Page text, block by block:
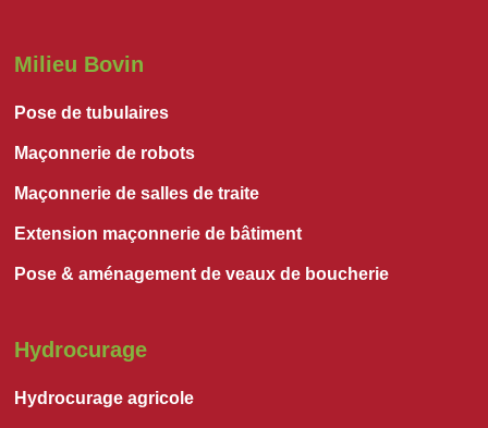
Milieu Bovin
Pose de tubulaires
Maçonnerie de robots
Maçonnerie de salles de traite
Extension maçonnerie de bâtiment
Pose & aménagement de veaux de boucherie
Hydrocurage
Hydrocurage agricole